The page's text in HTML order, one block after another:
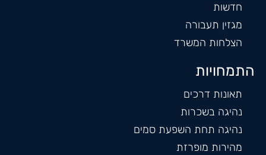
חדשות
מגזין תעבורה
הצלחות המשרד
התמחויות
תאונות דרכים
נהיגה בשכרות
נהיגה תחת השפעת סמים
מהירות מופרזת